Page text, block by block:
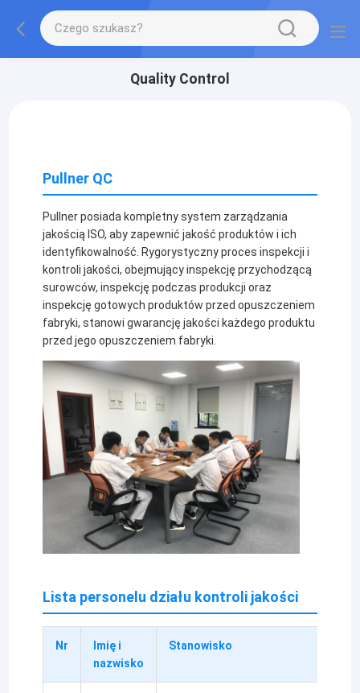
Quality Control
Pullner QC
Pullner posiada kompletny system zarządzania
jakością ISO, aby zapewnić jakość produktów i ich
identyfikowalność. Rygorystyczny proces inspekcji i
kontroli jakości, obejmujący inspekcję przychodzącą
surowców, inspekcję podczas produkcji oraz
inspekcję gotowych produktów przed opuszczeniem
fabryki, stanowi gwarancję jakości każdego produktu
przed jego opuszczeniem fabryki.
Lista personelu działu kontroli jakości
Nr
Imię i
nazwisko
Stanowisko